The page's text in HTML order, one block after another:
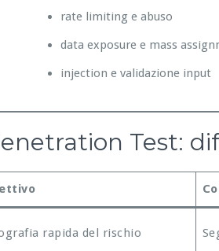
rate limiting e abuso
data exposure e mass
injection e validazione input
Test:
rapida del rischio